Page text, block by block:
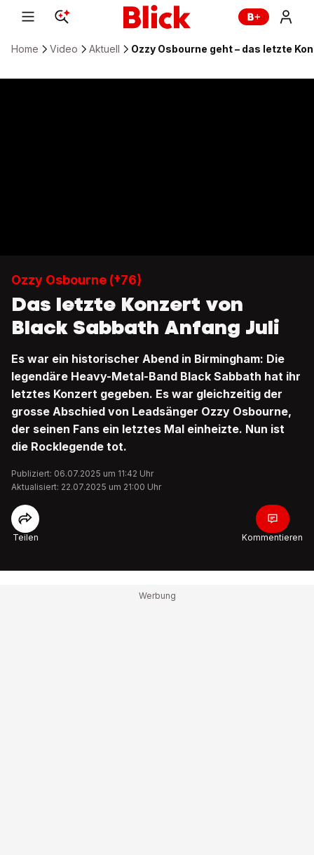
Home Video Aktuell Ozzy Osbourne geht – das letzte
Ozzy Osbourne (†76)
Das letzte Konzert von
Black Sabbath Anfang Juli
Es war ein historischer Abend in Birmingham: Die
legendäre Heavy-Metal-Band Black Sabbath hat ihr
letztes Konzert gegeben. Es war gleichzeitig der
grosse Abschied von Leadsänger Ozzy Osbourne,
der seinen Fans ein letztes Mal einheizte. Nun ist
die Rocklegende tot.
Publiziert: 06.07.2025 um 11:42 Uhr
Aktualisiert: 22.07.2025 um 21:00 Uhr
Teilen Kommentieren